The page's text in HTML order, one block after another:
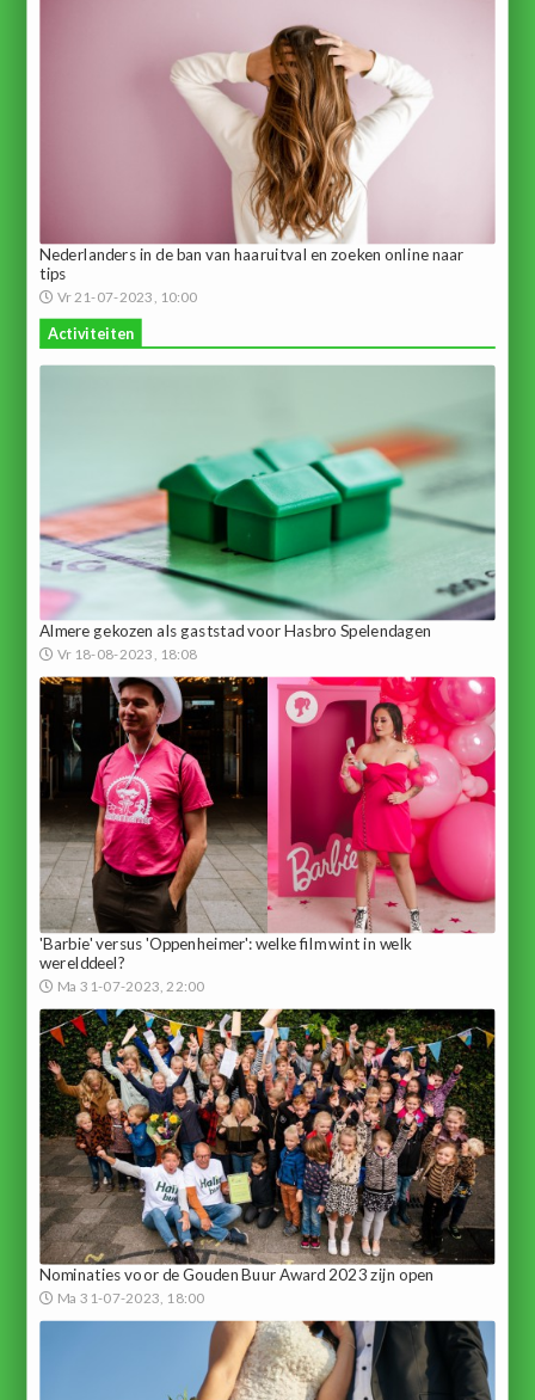
Nederlanders in de ban van haaruitval en zoeken online naar
tips
Vr 21-07-2023, 10:00
Activiteiten
Almere gekozen als gaststad voor Hasbro Spelendagen
Vr 18-08-2023, 18:08
'Barbie' versus 'Oppenheimer': welke film wint in welk
werelddeel?
Ma 31-07-2023, 22:00
Nominaties voor de Gouden Buur Award 2023 zijn open
Ma 31-07-2023, 18:00